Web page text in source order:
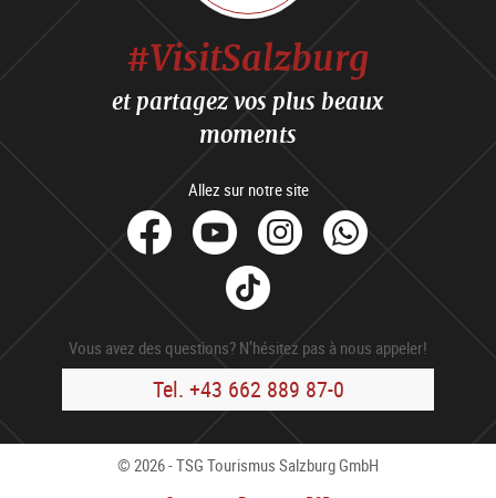
#VisitSalzburg
et partagez vos plus beaux
moments
Allez sur notre site
facebook
YoutubeInstagram
Tik
Tok
Vous avez des questions? N’hésitez pas à nous appeler!
Tel. +43 662 889 87-0
© 2026 - TSG Tourismus Salzburg GmbH